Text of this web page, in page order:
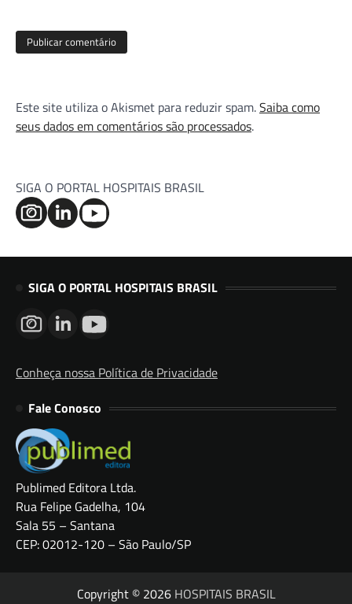
Este site utiliza o Akismet para reduzir spam.Saiba como
seus dados em comentários são processados.
SIGA O PORTAL HOSPITAIS BRASIL
SIGA O PORTAL HOSPITAIS BRASIL
Conheça nossa Política de Privacidade
Fale Conosco
Publimed Editora Ltda.
Rua Felipe Gadelha, 104
Sala 55 – Santana
CEP: 02012-120 – São Paulo/SP
Copyright © 2026 HOSPITAIS BRASIL